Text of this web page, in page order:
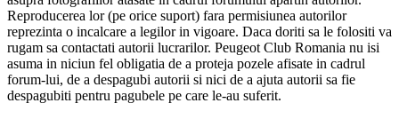
Reproducerea lor (pe orice suport) fara permisiunea autorilor
reprezinta o incalcare a legilor in vigoare. Daca doriti sa le folositi va
rugam sa contactati autorii lucrarilor. Peugeot Club Romania nu isi
asuma in niciun fel obligatia de a proteja pozele afisate in cadrul
forum-lui, de a despagubi autorii si nici de a ajuta autorii sa fie
despagubiti pentru pagubele pe care le-au suferit.